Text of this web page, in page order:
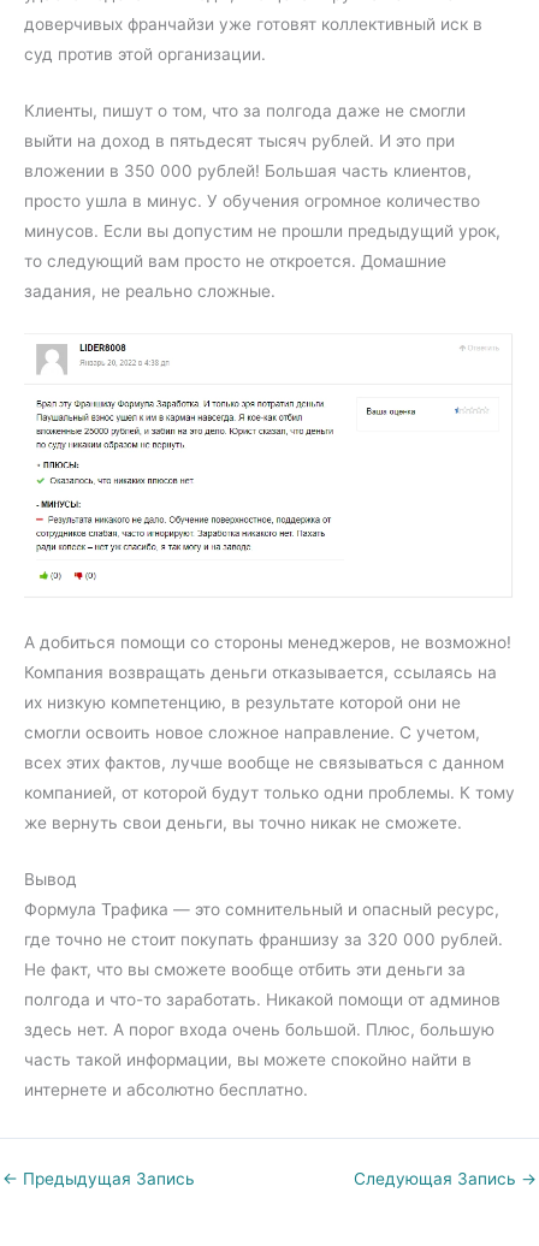
доверчивых франчайзи уже готовят коллективный иск в
суд против этой организации.
Клиенты, пишут о том, что за полгода даже не смогли
выйти на доход в пятьдесят тысяч рублей. И это при
вложении в 350 000 рублей! Большая часть клиентов,
просто ушла в минус. У обучения огромное количество
минусов. Если вы допустим не прошли предыдущий урок,
то следующий вам просто не откроется. Домашние
задания, не реально сложные.
А добиться помощи со стороны менеджеров, не возможно!
Компания возвращать деньги отказывается, ссылаясь на
их низкую компетенцию, в результате которой они не
смогли освоить новое сложное направление. С учетом,
всех этих фактов, лучше вообще не связываться с данном
компанией, от которой будут только одни проблемы. К тому
же вернуть свои деньги, вы точно никак не сможете.
Вывод
Формула Трафика — это сомнительный и опасный ресурс,
где точно не стоит покупать франшизу за 320 000 рублей.
Не факт, что вы сможете вообще отбить эти деньги за
полгода и что-то заработать. Никакой помощи от админов
здесь нет. А порог входа очень большой. Плюс, большую
часть такой информации, вы можете спокойно найти в
интернете и абсолютно бесплатно.
← Предыдущая Запись Следующая Запись →